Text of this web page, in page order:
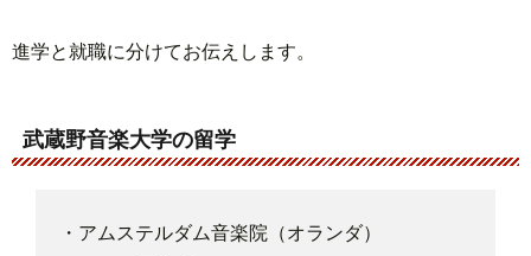
進学と就職に分けてお伝えします。
武蔵野音楽大学の留学
・アムステルダム音楽院（オランダ）